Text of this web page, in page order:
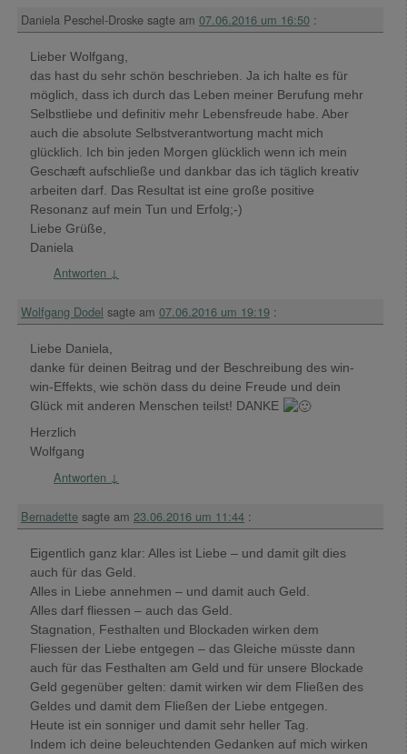
Daniela Peschel-Droske sagte am 07.06.2016 um 16:50 :
Lieber Wolfgang,
das hast du sehr schön beschrieben. Ja ich halte es für
möglich, dass ich durch das Leben meiner Berufung mehr
Selbstliebe und definitiv mehr Lebensfreude habe. Aber
auch die absolute Selbstverantwortung macht mich
glücklich. Ich bin jeden Morgen glücklich wenn ich mein
Geschæft aufschließe und dankbar das ich täglich kreativ
arbeiten darf. Das Resultat ist eine große positive
Resonanz auf mein Tun und Erfolg;-)
Liebe Grüße,
Daniela
Antworten ↓
Wolfgang Dodel sagte am 07.06.2016 um 19:19 :
Liebe Daniela,
danke für deinen Beitrag und der Beschreibung des win-
win-Effekts, wie schön dass du deine Freude und dein
Glück mit anderen Menschen teilst! DANKE
Herzlich
Wolfgang
Antworten ↓
Bernadette sagte am 23.06.2016 um 11:44 :
Eigentlich ganz klar: Alles ist Liebe – und damit gilt dies
auch für das Geld.
Alles in Liebe annehmen – und damit auch Geld.
Alles darf fliessen – auch das Geld.
Stagnation, Festhalten und Blockaden wirken dem
Fliessen der Liebe entgegen – das Gleiche müsste dann
auch für das Festhalten am Geld und für unsere Blockade
Geld gegenüber gelten: damit wirken wir dem Fließen des
Geldes und damit dem Fließen der Liebe entgegen.
Heute ist ein sonniger und damit sehr heller Tag.
Indem ich deine beleuchtenden Gedanken auf mich wirken